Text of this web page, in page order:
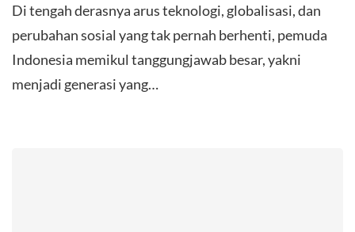
Di tengah derasnya arus teknologi, globalisasi, dan
perubahan sosial yang tak pernah berhenti, pemuda
Indonesia memikul tanggungjawab besar, yakni
menjadi generasi yang…